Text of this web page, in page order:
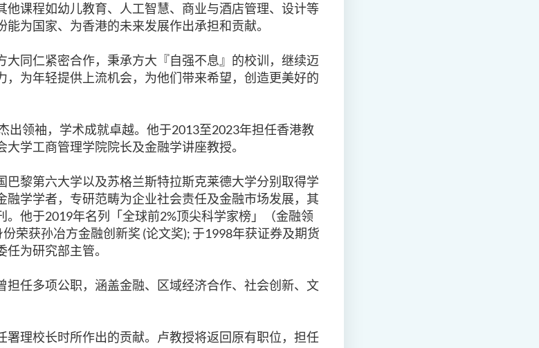
他课程如幼儿教育、人工智慧、商业与酒店管理、设计等
为国家、为香港的未来发展作出承担和贡献。
大同仁紧密合作，秉承方大『自强不息』的校训，继续迈
，为年轻提供上流机会，为他们带来希望，创造更美好的
出领袖，学术成就卓越。他于2013至2023年担任香港教
大学工商管理学院院长及金融学讲座教授。
巴黎第六大学以及苏格兰斯特拉斯克莱德大学分别取得学
融学学者，专研范畴为企业社会责任及金融市场发展，其
。他于2019年名列「全球前2%顶尖科学家榜」（金融领
荣获孙冶方金融创新奖 (论文奖); 于1998年获证券及期货
为研究部主管。
担任多项公职，涵盖金融、区域经济合作、社会创新、文
署理校长时所作出的贡献。卢教授将返回原有职位，担任